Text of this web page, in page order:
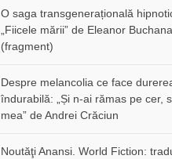
O saga transgenerațională
„Fiicele mării” de Eleanor
(fragment)
Despre melancolia ce face
îndurabilă: „Și n-ai rămas pe cer,
mea” de Andrei Crăciun
Noutăţi Anansi. World Fiction: